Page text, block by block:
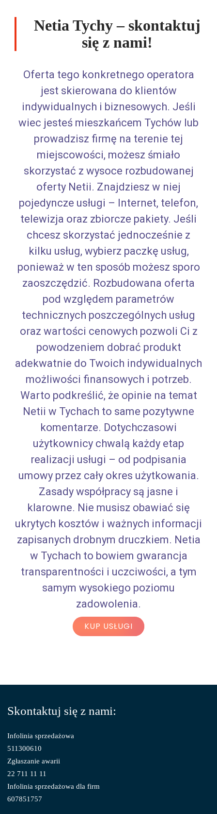
Netia Tychy – skontaktuj
się z nami!
Oferta tego konkretnego operatora
jest skierowana do klientów
indywidualnych i biznesowych. Jeśli
wiec jesteś mieszkańcem Tychów lub
prowadzisz firmę na terenie tej
miejscowości, możesz śmiało
skorzystać z wysoce rozbudowanej
oferty Netii. Znajdziesz w niej
pojedyncze usługi – Internet, telefon,
telewizja oraz zbiorcze pakiety. Jeśli
chcesz skorzystać jednocześnie z
kilku usług, wybierz paczkę usług,
ponieważ w ten sposób możesz sporo
zaoszczędzić. Rozbudowana oferta
pod względem parametrów
technicznych poszczególnych usług
oraz wartości cenowych pozwoli Ci z
powodzeniem dobrać produkt
adekwatnie do Twoich indywidualnych
możliwości finansowych i potrzeb.
Warto podkreślić, że opinie na temat
Netii w Tychach to same pozytywne
komentarze. Dotychczasowi
użytkownicy chwalą każdy etap
realizacji usługi – od podpisania
umowy przez cały okres użytkowania.
Zasady współpracy są jasne i
klarowne. Nie musisz obawiać się
ukrytych kosztów i ważnych informacji
zapisanych drobnym druczkiem. Netia
w Tychach to bowiem gwarancja
transparentności i uczciwości, a tym
samym wysokiego poziomu
zadowolenia.
KUP USŁUGI
Skontaktuj się z nami:
Infolinia sprzedażowa
511300610
Zgłaszanie awarii
22 711 11 11
Infolinia sprzedażowa dla firm
607851757